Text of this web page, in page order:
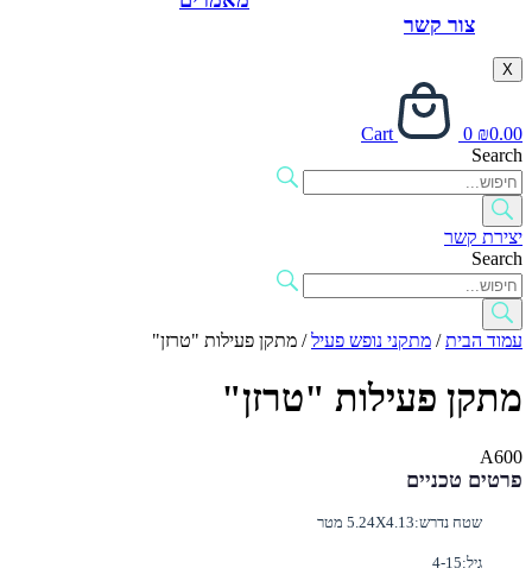
צור קשר
X
₪0.00
0
Cart
Search
יצירת קשר
Search
עמוד הבית/ מתקני נופש פעיל/ מתקן פעילות "טרזן"
מתקן פעילות "טרזן"
A600
פרטים טכניים
שטח נדרש:5.24X4.13 מטר
גיל:4-15